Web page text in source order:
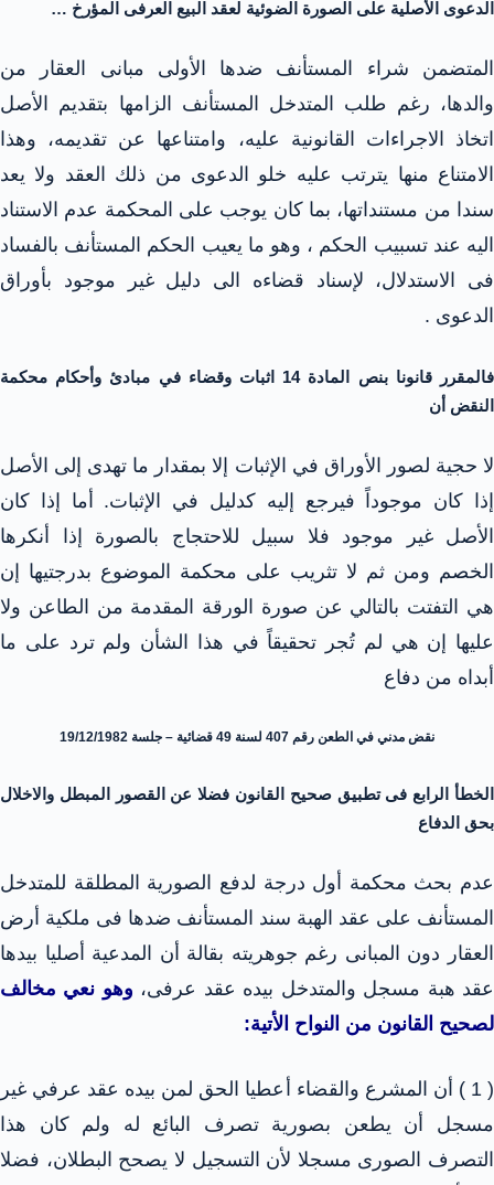
الدعوى الأصلية على الصورة الضوئية لعقد البيع العرفى المؤرخ …
المتضمن شراء المستأنف ضدها الأولى مبانى العقار من
والدها، رغم طلب المتدخل المستأنف الزامها بتقديم الأصل
اتخاذ الاجراءات القانونية عليه، وامتناعها عن تقديمه، وهذا
الامتناع منها يترتب عليه خلو الدعوى من ذلك العقد ولا يعد
سندا من مستنداتها، بما كان يوجب على المحكمة عدم الاستناد
اليه عند تسبيب الحكم ، وهو ما يعيب الحكم المستأنف بالفساد
فى الاستدلال، لإسناد قضاءه الى دليل غير موجود بأوراق
الدعوى .
فالمقرر قانونا بنص المادة 14 اثبات وقضاء في مبادئ وأحكام محكمة
النقض أن
لا حجية لصور الأوراق في الإثبات إلا بمقدار ما تهدى إلى الأصل
إذا كان موجوداً فيرجع إليه كدليل في الإثبات. أما إذا كان
الأصل غير موجود فلا سبيل للاحتجاج بالصورة إذا أنكرها
الخصم ومن ثم لا تثريب على محكمة الموضوع بدرجتيها إن
هي التفتت بالتالي عن صورة الورقة المقدمة من الطاعن ولا
عليها إن هي لم تُجر تحقيقاً في هذا الشأن ولم ترد على ما
أبداه من دفاع
نقض مدني في الطعن رقم 407 لسنة 49 قضائية – جلسة 19/12/1982
الخطأ الرابع فى تطبيق صحيح القانون فضلا عن القصور المبطل والاخلال
بحق الدفاع
عدم بحث محكمة أول درجة لدفع الصورية المطلقة للمتدخل
المستأنف على عقد الهبة سند المستأنف ضدها فى ملكية أرض
العقار دون المبانى رغم جوهريته بقالة أن المدعية أصليا بيدها
عقد هبة مسجل والمتدخل بيده عقد عرفى، وهو نعي مخالف
لصحيح القانون من النواح الأتية:
( 1 ) أن المشرع والقضاء أعطيا الحق لمن بيده عقد عرفي غير
مسجل أن يطعن بصورية تصرف البائع له ولم كان هذا
التصرف الصورى مسجلا لأن التسجيل لا يصحح البطلان، فضلا